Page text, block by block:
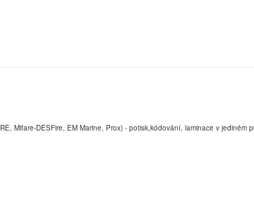
Mifare-DESFire, EM Marine, Prox) - potisk,kódování, laminace v jediném